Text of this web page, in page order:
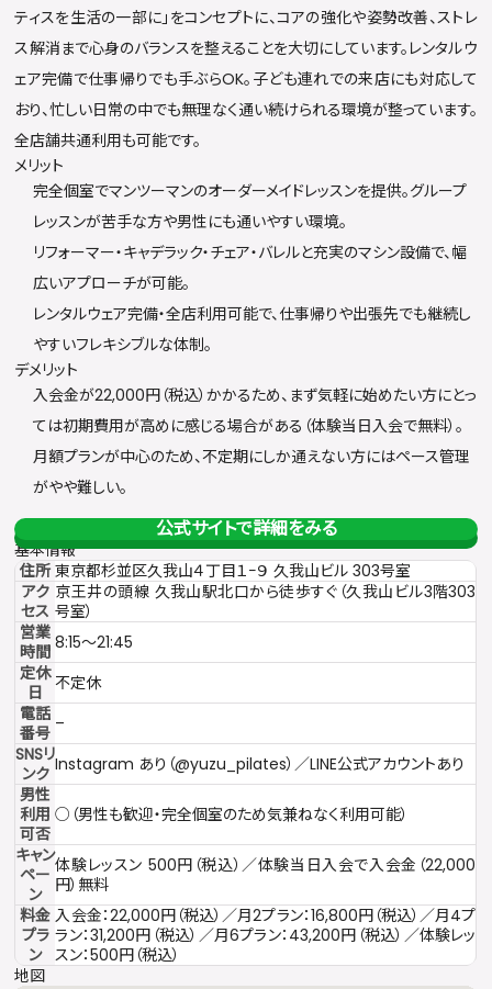
ティスを生活の一部に」をコンセプトに、コアの強化や姿勢改善、ストレ
ス解消まで心身のバランスを整えることを大切にしています。レンタルウ
ェア完備で仕事帰りでも手ぶらOK。子ども連れでの来店にも対応して
おり、忙しい日常の中でも無理なく通い続けられる環境が整っています。
全店舗共通利用も可能です。
メリット
完全個室でマンツーマンのオーダーメイドレッスンを提供。グループ
レッスンが苦手な方や男性にも通いやすい環境。
リフォーマー・キャデラック・チェア・バレルと充実のマシン設備で、幅
広いアプローチが可能。
レンタルウェア完備・全店利用可能で、仕事帰りや出張先でも継続し
やすいフレキシブルな体制。
デメリット
入会金が22,000円（税込）かかるため、まず気軽に始めたい方にとっ
ては初期費用が高めに感じる場合がある（体験当日入会で無料）。
月額プランが中心のため、不定期にしか通えない方にはペース管理
がやや難しい。
公式サイトで詳細をみる
基本情報
住所 東京都杉並区久我山４丁目１−９ 久我山ビル 303号室
アク
セス
京王井の頭線 久我山駅北口から徒歩すぐ（久我山ビル3階303
号室）
営業
時間 8:15〜21:45
定休
日
不定休
電話
番号 –
SNSリ
ンク Instagram あり（@yuzu_pilates）／LINE公式アカウントあり
男性
利用
可否
○（男性も歓迎・完全個室のため気兼ねなく利用可能）
キャン
ペー
ン
体験レッスン 500円（税込）／体験当日入会で入会金（22,000
円）無料
料金
プラ
ン
入会金：22,000円（税込）／月2プラン：16,800円（税込）／月4プ
ラン：31,200円（税込）／月6プラン：43,200円（税込）／体験レッ
スン：500円（税込）
地図